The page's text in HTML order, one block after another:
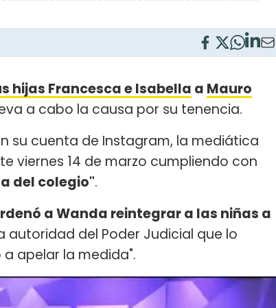
hijas Francesca e Isabella a Mauro
a cabo la causa por su tenencia.
su cuenta de Instagram, la mediática
viernes 14 de marzo cumpliendo con
del colegio".
a Wanda reintegrar a las niñas a
autoridad del Poder Judicial que lo
apelar la medida".